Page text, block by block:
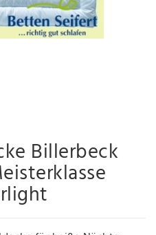
Billerbeck